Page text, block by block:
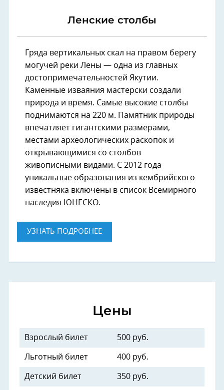
Ленские столбы
Гряда вертикальных скал на правом берегу
могучей реки Лены — одна из главных
достопримечательностей Якутии.
Каменные изваяния мастерски создали
природа и время. Самые высокие столбы
поднимаются на 220 м. Памятник природы
впечатляет гигантскими размерами,
местами археологических раскопок и
открывающимися со столбов
живописными видами. С 2012 года
уникальные образования из кембрийского
известняка включены в список Всемирного
наследия ЮНЕСКО.
УЗНАТЬ ПОДРОБНЕЕ
Цены
Взрослый билет 500 руб.
Льготный билет 400 руб.
Детский билет 350 руб.